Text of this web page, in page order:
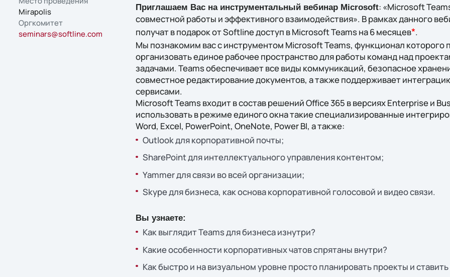
Mirapolis
Оргкомитет
seminars@softline.com
Приглашаем Вас на инструментальный вебинар Microsoft: «Microsoft
совместной работы и эффективного взаимодействия». В рамках данного
получат в подарок от Softline доступ в Microsoft Teams на 6 месяцев*.
Мы познакомим вас с инструментом Microsoft Teams, функционал которого
организовать единое рабочее пространство для работы команд над
задачами. Teams обеспечивает все виды коммуникаций, безопасное
совместное редактирование документов, а также поддерживает
сервисами.
Microsoft Teams входит в состав решений Office 365 в версиях Enterprise и
использовать в режиме единого окна такие специализированные
Word, Excel, PowerPoint, OneNote, Power BI, а также:
Outlook для корпоративной почты;
SharePoint для интеллектуального управления контентом;
Yammer для связи во всей организации;
Skype для бизнеса, как основа корпоративной голосовой и видео связи.
Вы узнаете:
Как выглядит Teams для бизнеса изнутри?
Какие особенности корпоративных чатов спрятаны внутри?
Как быстро и на визуальном уровне просто планировать проекты и ставить